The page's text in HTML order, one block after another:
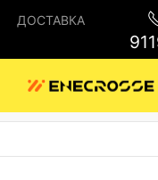
ДОСТАВКА